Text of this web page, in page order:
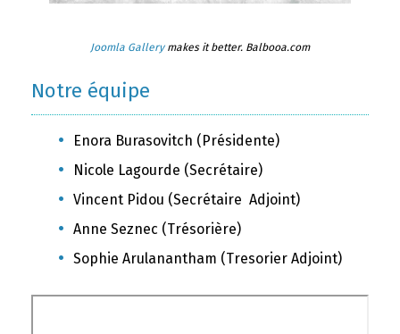
Joomla Gallerymakes it better. Balbooa.com
Notre équipe
Enora Burasovitch (Présidente)
Nicole Lagourde (Secrétaire)
Vincent Pidou (Secrétaire Adjoint)
Anne Seznec (Trésorière)
Sophie Arulanantham (Tresorier Adjoint)